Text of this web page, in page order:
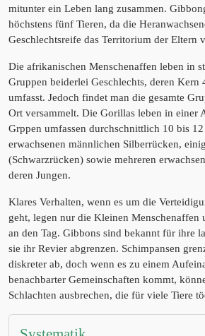
mitunter ein Leben lang zusammen.
höchstens fünf Tieren, da die
Geschlechtsreife das Territorium der Eltern
Die afrikanischen Menschenaffen leben in
Gruppen beiderlei Geschlechts, deren
umfasst. Jedoch findet man die gesamte
Ort versammelt. Die Gorillas leben in einer
Grppen umfassen durchschnittlich 10 bis
erwachsenen männlichen Silberrücken,
(Schwarzrücken) sowie mehreren
deren Jungen.
Klares Verhalten, wenn es um die
geht, legen nur die Kleinen Menschenaffen
an den Tag. Gibbons sind bekannt für ihre
sie ihr Revier abgrenzen. Schimpansen
diskreter ab, doch wenn es zu einem
benachbarter Gemeinschaften kommt,
Schlachten ausbrechen, die für viele Tiere